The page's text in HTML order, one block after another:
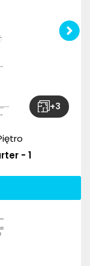
+3
- 1